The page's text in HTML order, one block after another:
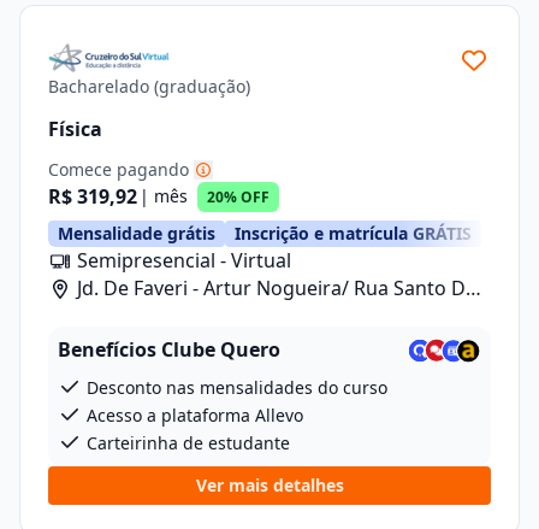
Bacharelado (graduação)
Física
Comece pagando
R$ 319,92 | mês 20% OFF
Mensalidade grátis Inscrição e matrícula GRÁTIS
Semipresencial - Virtual
Jd. De Faveri - Artur Nogueira/ Rua Santo De
Benefícios Clube Quero
Desconto nas mensalidades do curso
Acesso a plataforma Allevo
Carteirinha de estudante
Ver mais detalhes